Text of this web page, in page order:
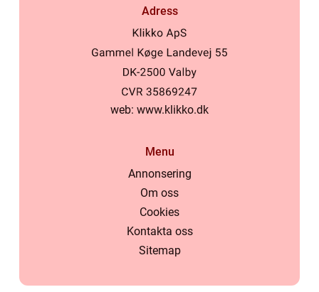
Adress
web: www.klikko.dk
Menu
Annonsering
Om oss
Cookies
Kontakta oss
Sitemap